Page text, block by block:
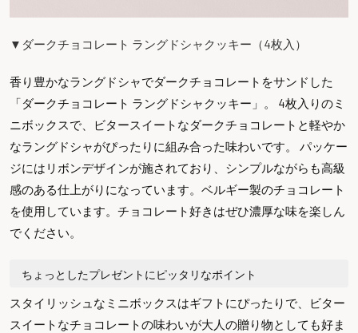
▼ダークチョコレート ラングドシャクッキー（4枚入）
香り豊かなラングドシャでダークチョコレートをサンドした
「ダークチョコレート ラングドシャクッキー」。 4枚入りのミ
ニボックスで、ビタースイートなダークチョコレートと軽やか
なラングドシャがぴったりに組み合った味わいです。 パッケー
ジにはリボンデザインが施されており、シンプルながらも高級
感のある仕上がりになっています。ベルギー製のチョコレート
を使用しています。チョコレート好きはぜひ濃厚な味を楽しん
でください。
ちょっとしたプレゼントにピッタリなポイント
スタイリッシュなミニボックスはギフトにぴったりで、ビター
スイートなチョコレートの味わいが大人の贈り物としても好ま